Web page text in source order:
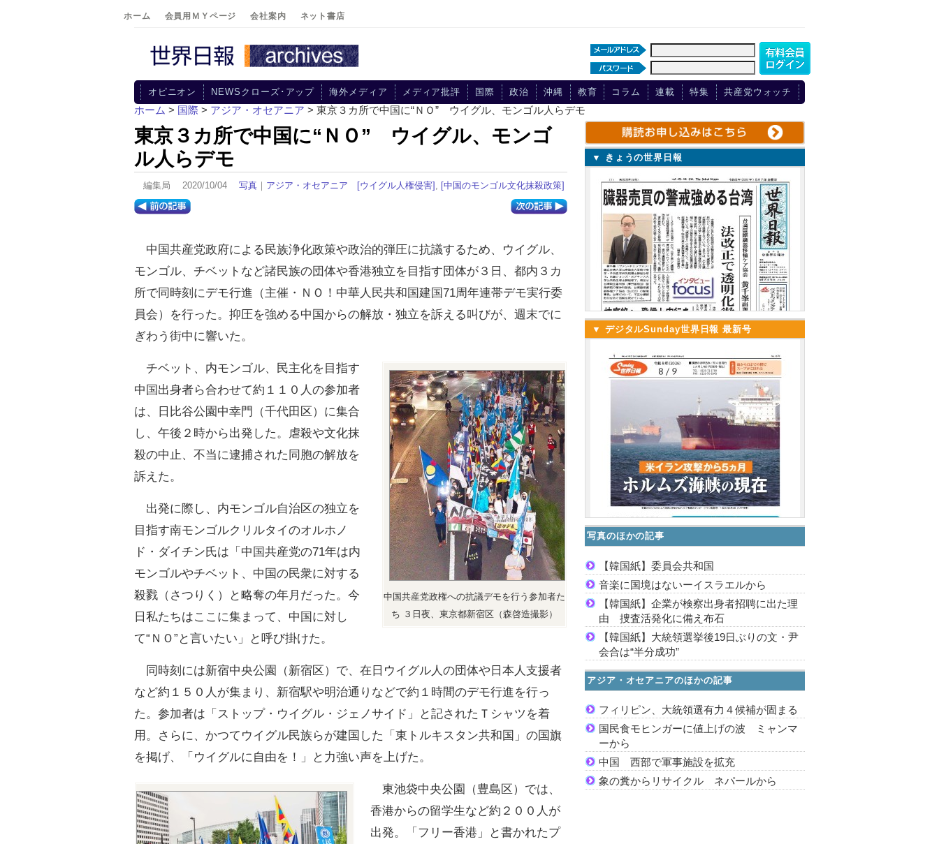
ホーム 会員用ＭＹページ 会社案内 ネット書店
オピニオン NEWSクローズ･アップ 海外メディア メディア批評 国際 政治 沖縄 教育 コラム 連載 特集 共産党ウォッチ
ホーム > 国際 > アジア・オセアニア > 東京３カ所で中国に“ＮＯ” ウイグル、モンゴル人らデモ
東京３カ所で中国に“ＮＯ” ウイグル、モンゴ
ル人らデモ
編集局 2020/10/04 写真 ｜ アジア・オセアニア [ウイグル人権侵害] , [中国のモンゴル文化抹殺政策]
中国共産党政府による民族浄化政策や政治的弾圧に抗議するため、ウイグル、
モンゴル、チベットなど諸民族の団体や香港独立を目指す団体が３日、都内３カ
所で同時刻にデモ行進（主催・ＮＯ！中華人民共和国建国71周年連帯デモ実行委
員会）を行った。抑圧を強める中国からの解放・独立を訴える叫びが、週末でに
ぎわう街中に響いた。
中国共産党政権への抗議デモを行う参加者た
ち ３日夜、東京都新宿区（森啓造撮影）
チベット、内モンゴル、民主化を目指す
中国出身者ら合わせて約１１０人の参加者
は、日比谷公園中幸門（千代田区）に集合
し、午後２時から出発した。虐殺や文化抹
殺の中止、不当に逮捕された同胞の解放を
訴えた。
出発に際し、内モンゴル自治区の独立を
目指す南モンゴルクリルタイのオルホノ
ド・ダイチン氏は「中国共産党の71年は内
モンゴルやチベット、中国の民衆に対する
殺戮（さつりく）と略奪の年月だった。今
日私たちはここに集まって、中国に対し
て“ＮＯ”と言いたい」と呼び掛けた。
同時刻には新宿中央公園（新宿区）で、在日ウイグル人の団体や日本人支援者
など約１５０人が集まり、新宿駅や明治通りなどで約１時間のデモ行進を行っ
た。参加者は「ストップ・ウイグル・ジェノサイド」と記されたＴシャツを着
用。さらに、かつてウイグル民族らが建国した「東トルキスタン共和国」の国旗
を掲げ、「ウイグルに自由を！」と力強い声を上げた。
東池袋中央公園（豊島区）では、
香港からの留学生など約２００人が
出発。「フリー香港」と書かれたプ
▼ きょうの世界日報
▼ デジタルSunday世界日報 最新号
写真のほかの記事
【韓国紙】委員会共和国
音楽に国境はないーイスラエルから
【韓国紙】企業が検察出身者招聘に出た理
由 捜査活発化に備え布石
【韓国紙】大統領選挙後19日ぶりの文・尹
会合は“半分成功”
アジア・オセアニアのほかの記事
フィリピン、大統領選有力４候補が固まる
国民食モヒンガーに値上げの波 ミャンマ
ーから
中国 西部で軍事施設を拡充
象の糞からリサイクル ネパールから